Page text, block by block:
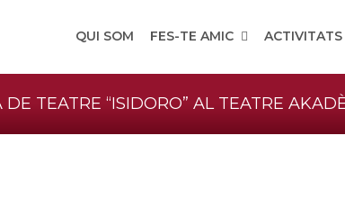
QUI SOM FES-TE AMIC ACTIVITATS
TEATRE “ISIDORO” AL TEATRE